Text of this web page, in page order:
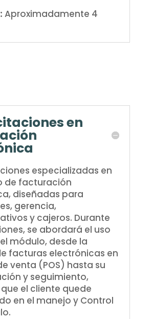
Aproximadamente 4
en
especializadas en
de facturación
diseñadas para
gerencia,
y cajeros. Durante
se abordará el uso
módulo, desde la
facturas electrónicas en
venta (POS) hasta su
y seguimiento,
el cliente quede
en el manejo y Control